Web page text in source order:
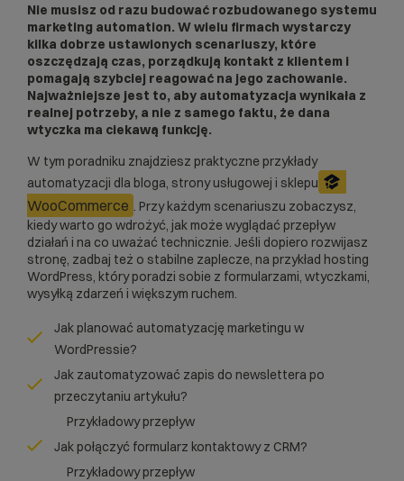
Nie musisz od razu budować rozbudowanego systemu
marketing automation. W wielu firmach wystarczy
kilka dobrze ustawionych scenariuszy, które
oszczędzają czas, porządkują kontakt z klientem i
pomagają szybciej reagować na jego zachowanie.
Najważniejsze jest to, aby automatyzacja wynikała z
realnej potrzeby, a nie z samego faktu, że dana
wtyczka ma ciekawą funkcję.
W tym poradniku znajdziesz praktyczne przykłady
automatyzacji dla bloga, strony usługowej i sklepu
WooCommerce . Przy każdym scenariuszu zobaczysz,
kiedy warto go wdrożyć, jak może wyglądać przepływ
działań i na co uważać technicznie. Jeśli dopiero rozwijasz
stronę, zadbaj też o stabilne zaplecze, na przykład hosting
WordPress, który poradzi sobie z formularzami, wtyczkami,
wysyłką zdarzeń i większym ruchem.
Jak planować automatyzację marketingu w
WordPressie?
Jak zautomatyzować zapis do newslettera po
przeczytaniu artykułu?
Przykładowy przepływ
Jak połączyć formularz kontaktowy z CRM?
Przykładowy przepływ